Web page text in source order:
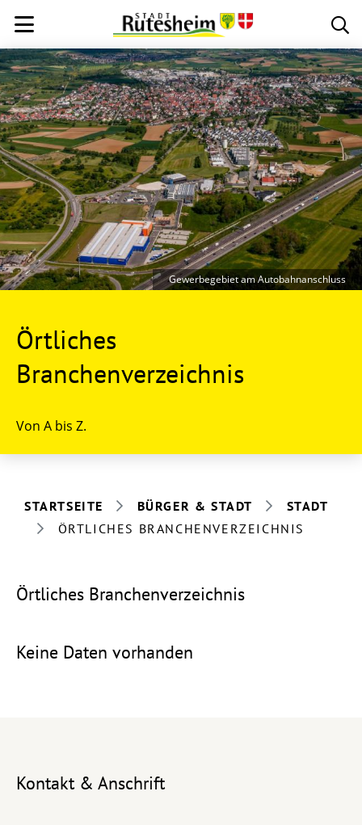
Örtliches
Branchenverzeichnis
Von A bis Z.
Gewerbegebiet am Autobahnanschluss
STARTSEITE BÜRGER & STADT
STADT
ÖRTLICHES BRANCHENVERZEICHNIS
Örtliches Branchenverzeichnis
Keine Daten vorhanden
Kontakt & Anschrift